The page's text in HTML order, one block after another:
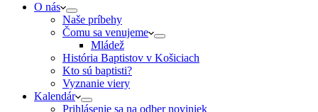
O nás
Naše príbehy
Čomu sa venujeme
Mládež
História Baptistov v Košiciach
Kto sú baptisti?
Vyznanie viery
Kalendár
Prihlásenie sa na odber noviniek